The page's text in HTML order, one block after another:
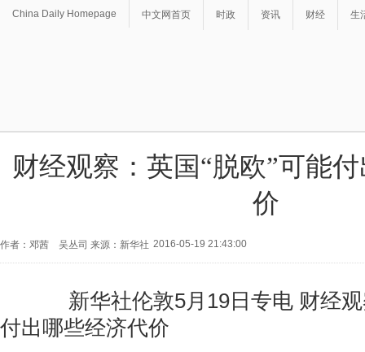
China Daily Homepage 中文网首页 时政 资讯 财经 生
财经观察：英国“脱欧”可能
价
作者：邓茜 吴丛司 来源：新华社 2016-05-19 21:43:00
新华社伦敦5月19日专电 财经观
付出哪些经济代价